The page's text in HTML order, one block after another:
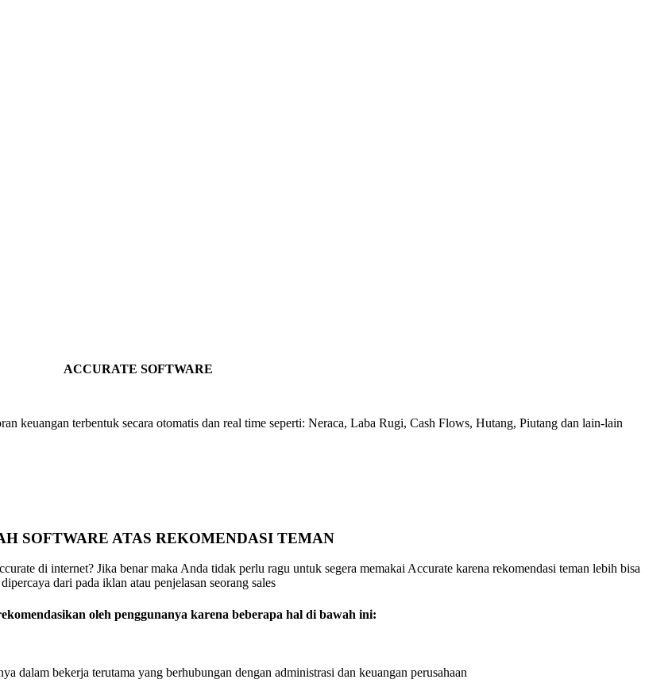
ACCURATE SOFTWARE
keuangan terbentuk secara otomatis dan real time seperti: Neraca, Laba Rugi, Cash Flows, Hutang, Piutang dan lain-lain
SOFTWARE ATAS REKOMENDASI TEMAN
di internet? Jika benar maka Anda tidak perlu ragu untuk segera memakai Accurate karena rekomendasi teman lebih bisa
dipercaya dari pada iklan atau penjelasan seorang sales
oleh penggunanya karena beberapa hal di bawah ini:
dalam bekerja terutama yang berhubungan dengan administrasi dan keuangan perusahaan